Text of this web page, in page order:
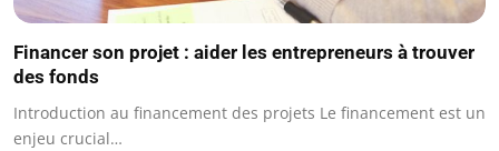
Financer son projet : aider les entrepreneurs à trouver
des fonds
Introduction au financement des projets Le financement est un
enjeu crucial…